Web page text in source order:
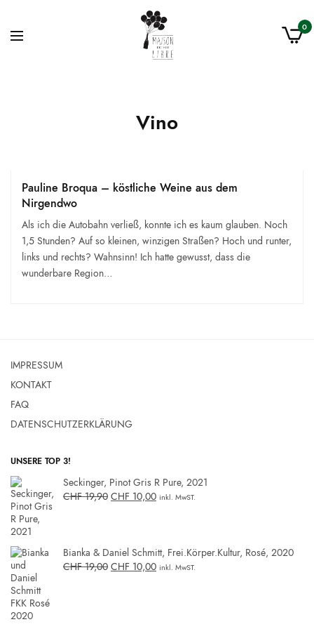
0
Vino
Pauline Broqua – köstliche Weine aus dem
Nirgendwo
Als ich die Autobahn verließ, konnte ich es kaum glauben. Noch
1,5 Stunden? Auf so kleinen, winzigen Straßen? Hoch und runter,
links und rechts? Wahnsinn! Ich hatte gewusst, dass die
wunderbare Region…
IMPRESSUM
KONTAKT
FAQ
DATENSCHUTZERKLÄRUNG
UNSERE TOP 3!
Seckinger, Pinot Gris R Pure, 2021
CHF19,90 CHF 10,00 inkl. MwST.
Bianka & Daniel Schmitt, Frei.Körper.Kultur, Rosé, 2020
CHF19,00 CHF 10,00 inkl. MwST.